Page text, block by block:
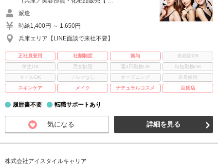
派遣
時給1,400円 ～ 1,650円
兵庫エリア【LINE面談で来社不要】
正社員登用 社割制度 賞与
未経験OK
学生OK
男女歓迎 週3日勤務OK
時短勤務OK
ネイルOK
ノルマなし オープニング
店長候補
スキンケア
メイク ナチュラルコスメ 百貨店
履歴書不要 転職サポートあり
気になる 詳細を見る
株式会社アイスタイルキャリア